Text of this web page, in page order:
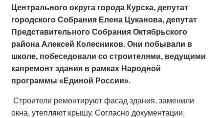
Центрального округа города Курска, депутат
городского Собрания Елена Цуканова, депутат
Представительного Собрания Октябрьского
района Алексей Колесников. Они побывали в
школе, побеседовали со строителями, ведущими
капремонт здания в рамках Народной
программы «Единой России».
Строители ремонтируют фасад здания, заменили
окна, утепляют крышу. Согласно документации,